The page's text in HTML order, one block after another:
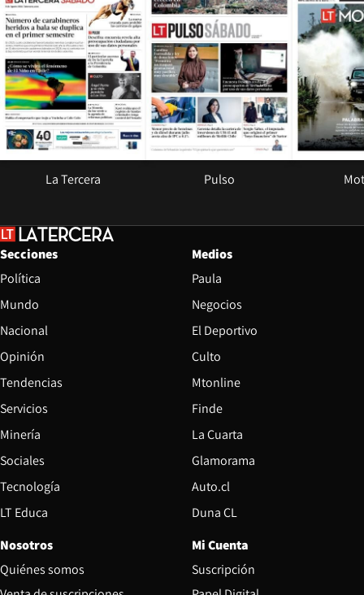
La Tercera Pulso
Secciones
Política
Mundo
Nacional
Opinión
Tendencias
Servicios
Minería
Sociales
Tecnología
LT Educa
Medios
Paula
Negocios
El Deportivo
Culto
Mtonline
Finde
La Cuarta
Glamorama
Auto.cl
Duna CL
Nosotros
Quiénes somos
Mi Cuenta
Suscripción